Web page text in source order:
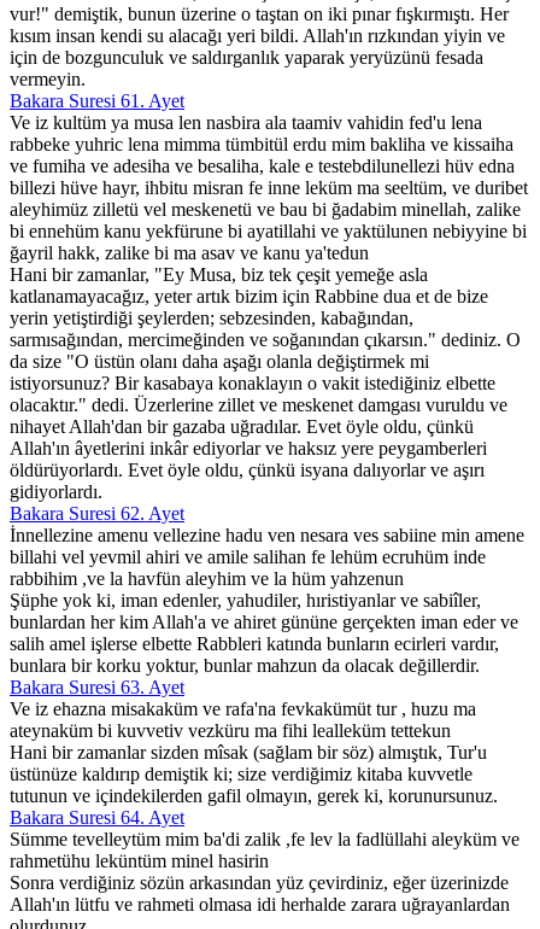
vur!" demiştik, bunun üzerine o taştan on iki pınar fışkırmıştı. Her
kısım insan kendi su alacağı yeri bildi. Allah'ın rızkından yiyin ve
için de bozgunculuk ve saldırganlık yaparak yeryüzünü fesada
vermeyin.
Bakara Suresi 61. Ayet
Ve iz kultüm ya musa len nasbira ala taamiv vahidin fed'u lena
rabbeke yuhric lena mimma tümbitül erdu mim bakliha ve kissaiha
ve fumiha ve adesiha ve besaliha, kale e testebdilunellezi hüv edna
billezi hüve hayr, ihbitu misran fe inne leküm ma seeltüm, ve duribet
aleyhimüz zilletü vel meskenetü ve bau bi ğadabim minellah, zalike
bi ennehüm kanu yekfürune bi ayatillahi ve yaktülunen nebiyyine bi
ğayril hakk, zalike bi ma asav ve kanu ya'tedun
Hani bir zamanlar, "Ey Musa, biz tek çeşit yemeğe asla
katlanamayacağız, yeter artık bizim için Rabbine dua et de bize
yerin yetiştirdiği şeylerden; sebzesinden, kabağından,
sarmısağından, mercimeğinden ve soğanından çıkarsın." dediniz. O
da size "O üstün olanı daha aşağı olanla değiştirmek mi
istiyorsunuz? Bir kasabaya konaklayın o vakit istediğiniz elbette
olacaktır." dedi. Üzerlerine zillet ve meskenet damgası vuruldu ve
nihayet Allah'dan bir gazaba uğradılar. Evet öyle oldu, çünkü
Allah'ın âyetlerini inkâr ediyorlar ve haksız yere peygamberleri
öldürüyorlardı. Evet öyle oldu, çünkü isyana dalıyorlar ve aşırı
gidiyorlardı.
Bakara Suresi 62. Ayet
İnnellezine amenu vellezine hadu ven nesara ves sabiine min amene
billahi vel yevmil ahiri ve amile salihan fe lehüm ecruhüm inde
rabbihim ,ve la havfün aleyhim ve la hüm yahzenun
Şüphe yok ki, iman edenler, yahudiler, hıristiyanlar ve sabiîler,
bunlardan her kim Allah'a ve ahiret gününe gerçekten iman eder ve
salih amel işlerse elbette Rabbleri katında bunların ecirleri vardır,
bunlara bir korku yoktur, bunlar mahzun da olacak değillerdir.
Bakara Suresi 63. Ayet
Ve iz ehazna misakaküm ve rafa'na fevkakümüt tur , huzu ma
ateynaküm bi kuvvetiv vezküru ma fihi lealleküm tettekun
Hani bir zamanlar sizden mîsak (sağlam bir söz) almıştık, Tur'u
üstünüze kaldırıp demiştik ki; size verdiğimiz kitaba kuvvetle
tutunun ve içindekilerden gafil olmayın, gerek ki, korunursunuz.
Bakara Suresi 64. Ayet
Sümme tevelleytüm mim ba'di zalik ,fe lev la fadlüllahi aleyküm ve
rahmetühu leküntüm minel hasirin
Sonra verdiğiniz sözün arkasından yüz çevirdiniz, eğer üzerinizde
Allah'ın lütfu ve rahmeti olmasa idi herhalde zarara uğrayanlardan